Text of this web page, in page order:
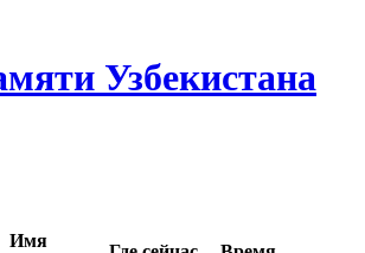
Узбекистана
Имя